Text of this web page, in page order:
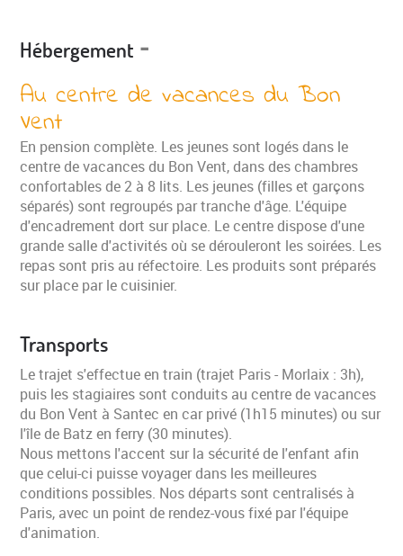
Hébergement -
Au centre de vacances du Bon
Vent
En pension complète. Les jeunes sont logés dans le
centre de vacances du Bon Vent, dans des chambres
confortables de 2 à 8 lits. Les jeunes (filles et garçons
séparés) sont regroupés par tranche d'âge. L'équipe
d'encadrement dort sur place. Le centre dispose d'une
grande salle d'activités où se dérouleront les soirées. Les
repas sont pris au réfectoire. Les produits sont préparés
sur place par le cuisinier.
Transports
Le trajet s'effectue en train (trajet Paris - Morlaix : 3h),
puis les stagiaires sont conduits au centre de vacances
du Bon Vent à Santec en car privé (1h15 minutes) ou sur
l'île de Batz en ferry (30 minutes).
Nous mettons l'accent sur la sécurité de l'enfant afin
que celui-ci puisse voyager dans les meilleures
conditions possibles. Nos départs sont centralisés à
Paris, avec un point de rendez-vous fixé par l'équipe
d'animation.